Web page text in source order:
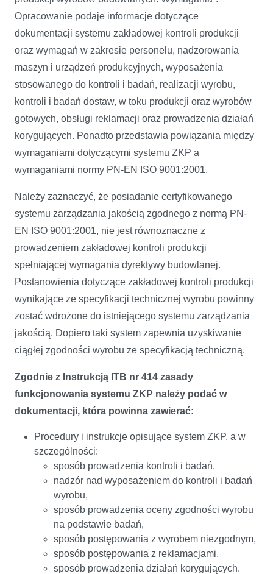
Opracowanie podaje informacje dotyczące
dokumentacji systemu zakładowej kontroli produkcji
oraz wymagań w zakresie personelu, nadzorowania
maszyn i urządzeń produkcyjnych, wyposażenia
stosowanego do kontroli i badań, realizacji wyrobu,
kontroli i badań dostaw, w toku produkcji oraz wyrobów
gotowych, obsługi reklamacji oraz prowadzenia działań
korygujących. Ponadto przedstawia powiązania między
wymaganiami dotyczącymi systemu ZKP a
wymaganiami normy PN-EN ISO 9001:2001.
Należy zaznaczyć, że posiadanie certyfikowanego
systemu zarządzania jakością zgodnego z normą PN-
EN ISO 9001:2001, nie jest równoznaczne z
prowadzeniem zakładowej kontroli produkcji
spełniającej wymagania dyrektywy budowlanej.
Postanowienia dotyczące zakładowej kontroli produkcji
wynikające ze specyfikacji technicznej wyrobu powinny
zostać wdrożone do istniejącego systemu zarządzania
jakością. Dopiero taki system zapewnia uzyskiwanie
ciągłej zgodności wyrobu ze specyfikacją techniczną.
Zgodnie z Instrukcją ITB nr 414 zasady
funkcjonowania systemu ZKP należy podać w
dokumentacji, która powinna zawierać:
Procedury i instrukcje opisujące system ZKP, a w
szczególności:
sposób prowadzenia kontroli i badań,
nadzór nad wyposażeniem do kontroli i badań
wyrobu,
sposób prowadzenia oceny zgodności wyrobu
na podstawie badań,
sposób postępowania z wyrobem niezgodnym,
sposób postępowania z reklamacjami,
sposób prowadzenia działań korygujących.